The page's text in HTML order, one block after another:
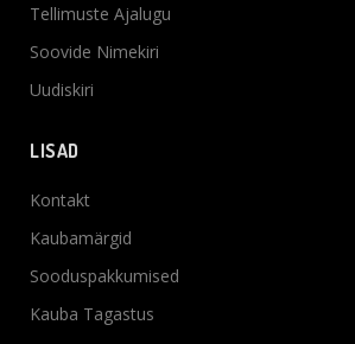
Tellimuste Ajalugu
Soovide Nimekiri
Uudiskiri
LISAD
Kontakt
Kaubamärgid
Sooduspakkumised
Kauba Tagastus